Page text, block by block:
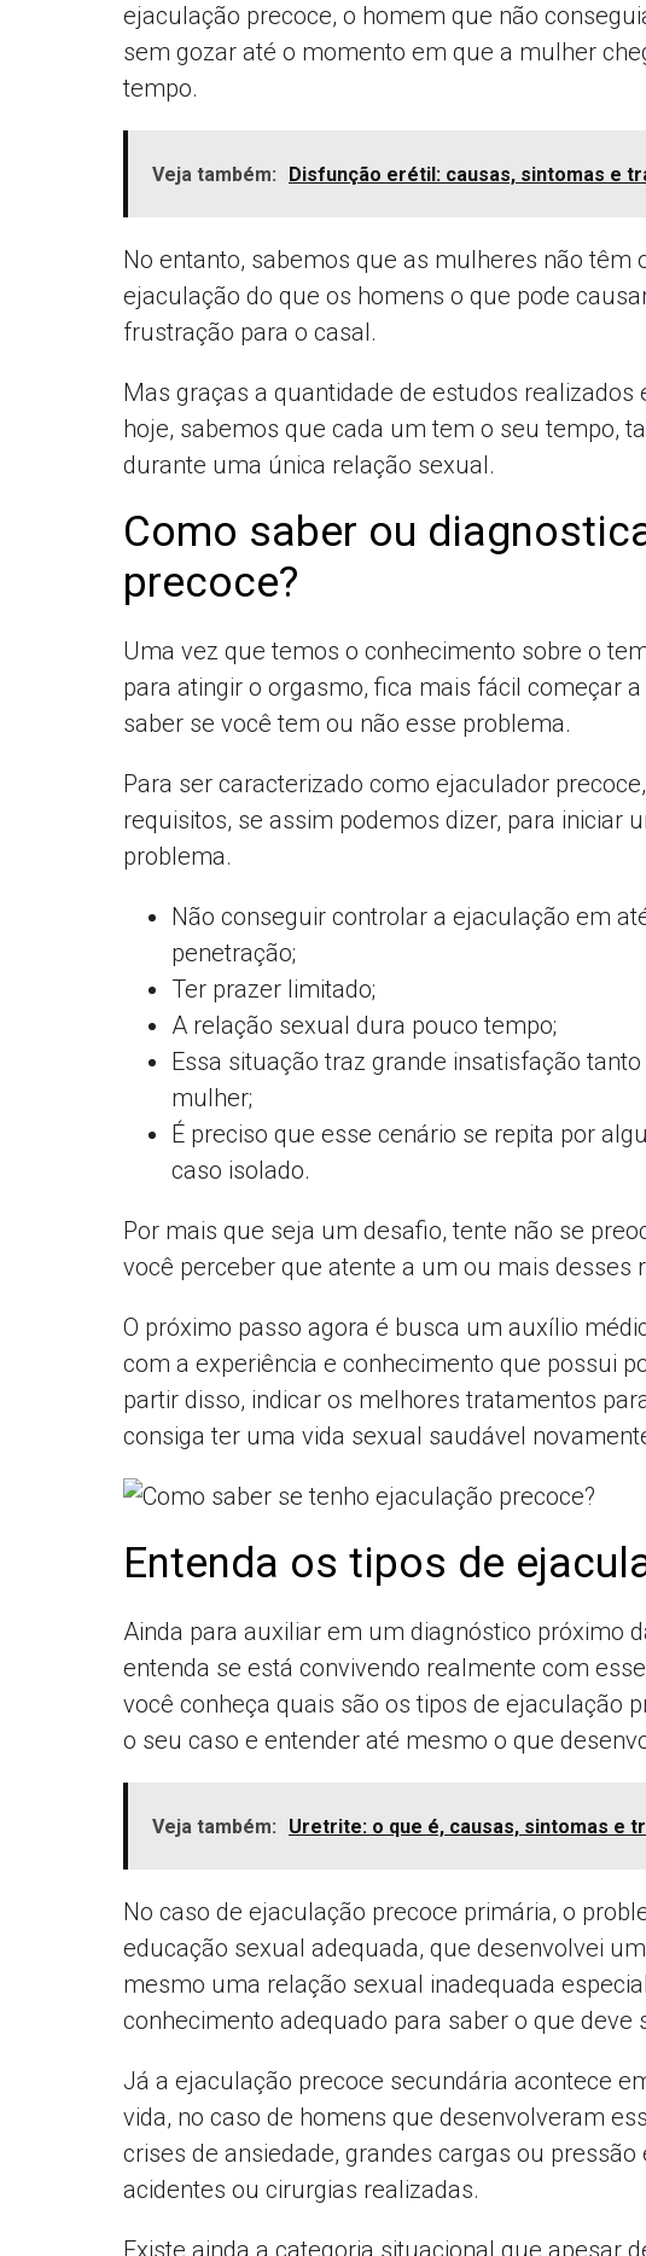
ejaculação precoce, o homem que não
sem gozar até o momento em que a mulher
tempo.
Veja também: Disfunção erétil: causas, sintomas e
No entanto, sabemos que as mulheres não têm
ejaculação do que os homens o que pode
frustração para o casal.
Mas graças a quantidade de estudos
hoje, sabemos que cada um tem o seu tempo,
durante uma única relação sexual.
Como saber ou
precoce?
Uma vez que temos o conhecimento sobre o
para atingir o orgasmo, fica mais fácil começar
saber se você tem ou não esse problema.
Para ser caracterizado como ejaculador
requisitos, se assim podemos dizer, para iniciar
problema.
Não conseguir controlar a ejaculação em
penetração;
Ter prazer limitado;
A relação sexual dura pouco tempo;
Essa situação traz grande insatisfação
mulher;
É preciso que esse cenário se repita por
caso isolado.
Por mais que seja um desafio, tente não se
você perceber que atente a um ou mais desses
O próximo passo agora é busca um auxílio
com a experiência e conhecimento que possui
partir disso, indicar os melhores tratamentos
consiga ter uma vida sexual saudável
Entenda os tipos de
Ainda para auxiliar em um diagnóstico próximo
entenda se está convivendo realmente com
você conheça quais são os tipos de ejaculação
o seu caso e entender até mesmo o que
Veja também: Uretrite: o que é, causas, sintomas e
No caso de ejaculação precoce primária, o
educação sexual adequada, que desenvolvei
mesmo uma relação sexual inadequada
conhecimento adequado para saber o que deve
Já a ejaculação precoce secundária acontece
vida, no caso de homens que desenvolveram
crises de ansiedade, grandes cargas ou
acidentes ou cirurgias realizadas.
Existe ainda a categoria situacional que apesar